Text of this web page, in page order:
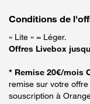
Conditions de
« Lite » = Léger.
Offres Livebox
* Remise 20€/mois
remise sur votre
souscription à